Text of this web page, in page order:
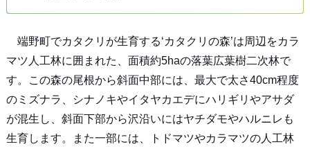
端野町でカタクリが生育する‘カタクリの森’は周辺をカラ
マツ人工林に囲まれた、面積約5haの落葉広葉樹二次林で
す。この森の尾根から斜面中部には、最大で太さ40cm程度
のミズナラ、シナノキやイタヤカエデにハリギリやアサダ
が混生し、斜面下部から沢沿いにはヤチダモやハルニレも
生育します。また一部には、トドマツやカラマツの人工林